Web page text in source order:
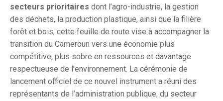
secteurs prioritaires dont l’agro-industrie, la gestion
des déchets, la production plastique, ainsi que la filière
forêt et bois, cette feuille de route vise à accompagner la
transition du Cameroun vers une économie plus
compétitive, plus sobre en ressources et davantage
respectueuse de l’environnement. La cérémonie de
lancement officiel de ce nouvel instrument a réuni des
représentants de l’administration publique, du secteur